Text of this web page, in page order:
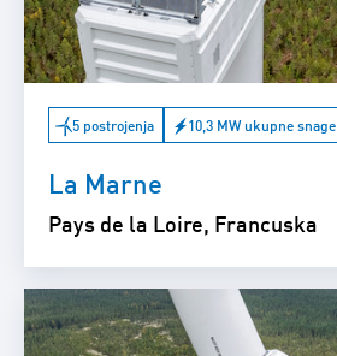
5 postrojenja 10,3 MW ukupne snage
La Marne
Pays de la Loire, Francuska